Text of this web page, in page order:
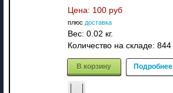
Цена: 100 руб
плюс доставка
Вес: 0.02 кг.
Количество на складе: 844
В корзину Подробнее